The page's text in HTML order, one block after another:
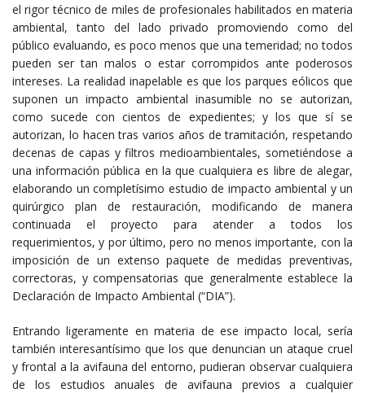
el rigor técnico de miles de profesionales habilitados en materia
ambiental, tanto del lado privado promoviendo como del
público evaluando, es poco menos que una temeridad; no todos
pueden ser tan malos o estar corrompidos ante poderosos
intereses. La realidad inapelable es que los parques eólicos que
suponen un impacto ambiental inasumible no se autorizan,
como sucede con cientos de expedientes; y los que sí se
autorizan, lo hacen tras varios años de tramitación, respetando
decenas de capas y filtros medioambientales, sometiéndose a
una información pública en la que cualquiera es libre de alegar,
elaborando un completísimo estudio de impacto ambiental y un
quirúrgico plan de restauración, modificando de manera
continuada el proyecto para atender a todos los
requerimientos, y por último, pero no menos importante, con la
imposición de un extenso paquete de medidas preventivas,
correctoras, y compensatorias que generalmente establece la
Declaración de Impacto Ambiental (“DIA”).
Entrando ligeramente en materia de ese impacto local, sería
también interesantísimo que los que denuncian un ataque cruel
y frontal a la avifauna del entorno, pudieran observar cualquiera
de los estudios anuales de avifauna previos a cualquier